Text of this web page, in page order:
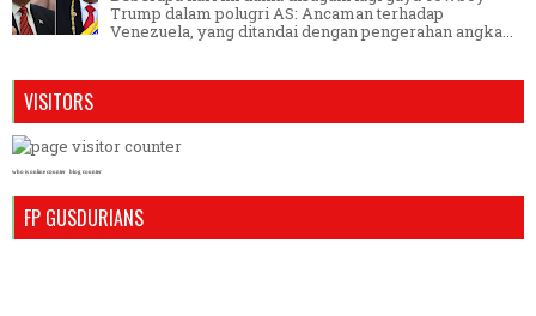
Trump dalam polugri AS: Ancaman terhadap
Venezuela, yang ditandai dengan pengerahan angka...
VISITORS
who is online counter blog counter
FP GUSDURIANS